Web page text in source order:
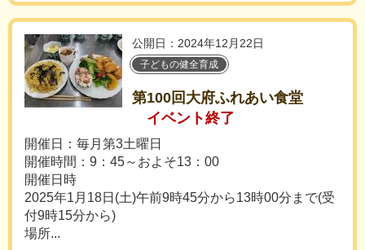
公開日：2024年12月22日
子どもの健全育成
第100回大府ふれあい食堂
イベント終了
開催日：毎月第3土曜日
開催時間：9：45～およそ13：00
開催日時
2025年1月18日(土)午前9時45分から13時00分まで(受
付9時15分から)
場所...